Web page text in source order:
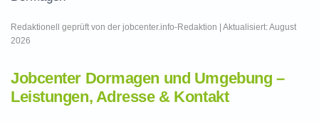
Redaktionell geprüft von der jobcenter.info-Redaktion | Aktualisiert: August
2026
Jobcenter Dormagen und Umgebung –
Leistungen, Adresse & Kontakt